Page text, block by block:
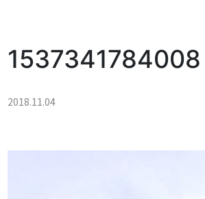
1537341784008
2018.11.04